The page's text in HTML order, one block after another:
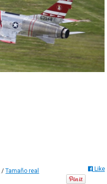
/Tamaño real Like